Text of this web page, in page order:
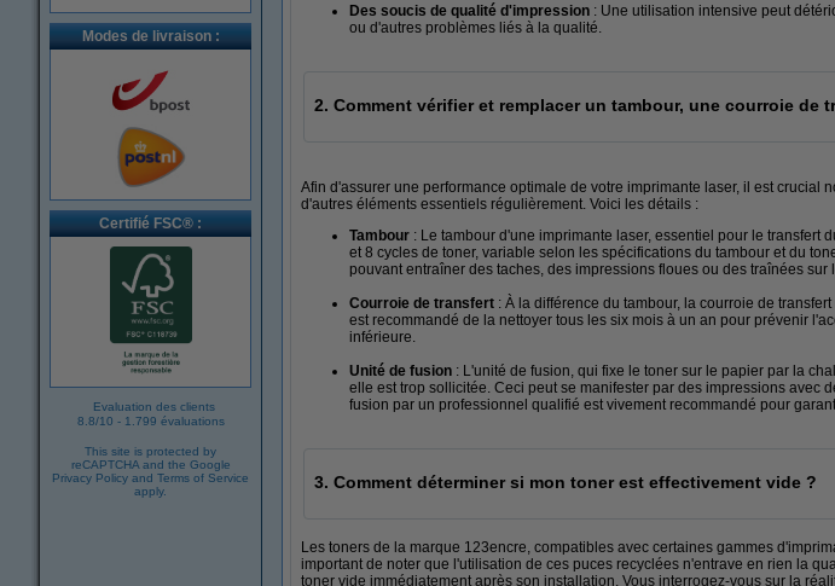
Modes de livraison :
Certifié FSC® :
Evaluation des clients
8.8/10 - 1.799 évaluations
This site is protected by
reCAPTCHA and the Google
Privacy Policy and Terms of Service
apply.
Des soucis de qualité d'impression : Une utilisation intensive peut
ou d'autres problèmes liés à la qualité.
2. Comment vérifier et remplacer un tambour, une courroie de
Afin d'assurer une performance optimale de votre imprimante laser, il est crucial
d'autres éléments essentiels régulièrement. Voici les détails :
Tambour : Le tambour d'une imprimante laser, essentiel pour le transfert
et 8 cycles de toner, variable selon les spécifications du tambour et du
pouvant entraîner des taches, des impressions floues ou des traînées sur
Courroie de transfert : À la différence du tambour, la courroie de
est recommandé de la nettoyer tous les six mois à un an pour prévenir
inférieure.
Unité de fusion : L'unité de fusion, qui fixe le toner sur le papier par la
elle est trop sollicitée. Ceci peut se manifester par des impressions avec
fusion par un professionnel qualifié est vivement recommandé pour
3. Comment déterminer si mon toner est effectivement vide ?
Les toners de la marque 123encre, compatibles avec certaines gammes
important de noter que l'utilisation de ces puces recyclées n'entrave en rien la
toner vide immédiatement après son installation. Vous interrogez-vous sur la